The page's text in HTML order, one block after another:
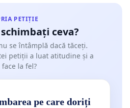
PETIȚIE
ceva?
se întâmplă dacă tăceți.
petiții a luat atitudine și a
la fel?
pe care doriți